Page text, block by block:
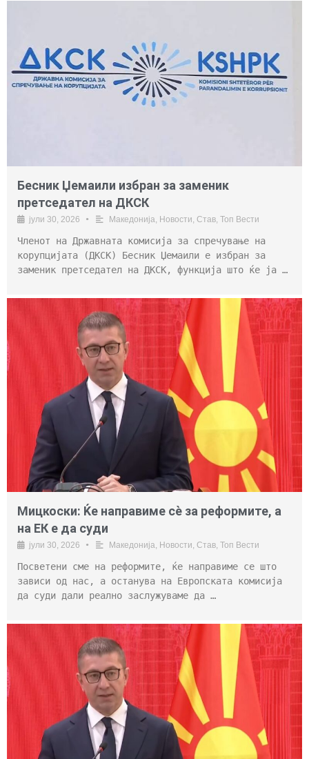
Бесник Џемаили избран за заменик
претседател на ДКСК
јули 30, 2026 • Македонија, Новости, Став, Топ Вести
Членот на Државната комисија за спречување на
корупцијата (ДКСК) Бесник Џемаили е избран за
заменик претседател на ДКСК, функција што ќе ја …
Мицкоски: Ќе направиме сè за реформите, а
на ЕК е да суди
јули 30, 2026 • Македонија, Новости, Став, Топ Вести
Посветени сме на реформите, ќе направиме се што
зависи од нас, а останува на Европската комисија
да суди дали реално заслужуваме да …